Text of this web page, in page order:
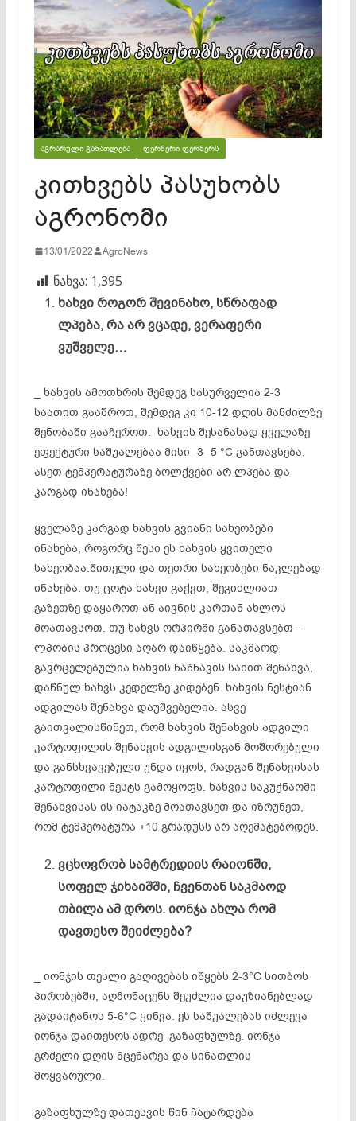
ᲐᲒᲠᲐᲠᲣᲚᲘ ᲒᲐᲜᲐᲗᲚᲔᲑᲐ ᲤᲔᲠᲛᲔᲠᲘ ᲤᲔᲠᲛᲔᲠᲡ
კითხვებს პასუხობს
აგრონომი
13/01/2022 AgroNews
ნახვა: 1,395
ხახვი როგორ შევინახო, სწრაფად
ლპება, რა არ ვცადე, ვერაფერი
ვუშველე…
_ ხახვის ამოთხრის შემდეგ სასურველია 2-3
საათით გააშროთ, შემდეგ კი 10-12 დღის მანძილზე
შენობაში გააჩეროთ. ხახვის შესანახად ყველაზე
ეფექტური საშუალებაა მისი -3 -5 °C განთავსება,
ასეთ ტემპერატურაზე ბოლქვები არ ლპება და
კარგად ინახება!
ყველაზე კარგად ხახვის გვიანი სახეობები
ინახება, როგორც წესი ეს ხახვის ყვითელი
სახეობაა.წითელი და თეთრი სახეობები ნაკლებად
ინახება. თუ ცოტა ხახვი გაქვთ, შეგიძლიათ
გაზეთზე დაყაროთ ან აივნის კართან ახლოს
მოათავსოთ. თუ ხახვს ორპირში განათავსებთ –
ლპობის პროცესი აღარ დაიწყება. საკმაოდ
გავრცელებულია ხახვის ნაწნავის სახით შენახვა,
დაწნულ ხახვს კედელზე კიდებენ. ხახვის ნესტიან
ადგილას შენახვა დაუშვებელია. ასვე
გაითვალისწინეთ, რომ ხახვის შენახვის ადგილი
კარტოფილის შენახვის ადგილისგან მოშორებული
და განსხვავებული უნდა იყოს, რადგან შენახვისას
კარტოფილი ნესტს გამოყოფს. ხახვის საკუჭნაოში
შენახვისას ის იატაკზე მოათავსეთ და იზრუნეთ,
რომ ტემპერატურა +10 გრადუსს არ აღემატებოდეს.
ვცხოვრობ სამტრედიის რაიონში,
სოფელ ჯიხაიშში, ჩვენთან საკმაოდ
თბილა ამ დროს. იონჯა ახლა რომ
დავთესო შეიძლება?
_ იონჯის თესლი გაღივებას იწყებს 2-3°С სითბოს
პირობებში, აღმონაცენს შეუძლია დაუზიანებლად
გადაიტანოს 5-6°С ყინვა. ეს საშუალებას იძლევა
იონჯა დაითესოს ადრე გაზაფხულზე. იონჯა
გრძელი დღის მცენარეა და სინათლის
მოყვარული.
გაზაფხულზე დათესვის წინ ჩატარდება